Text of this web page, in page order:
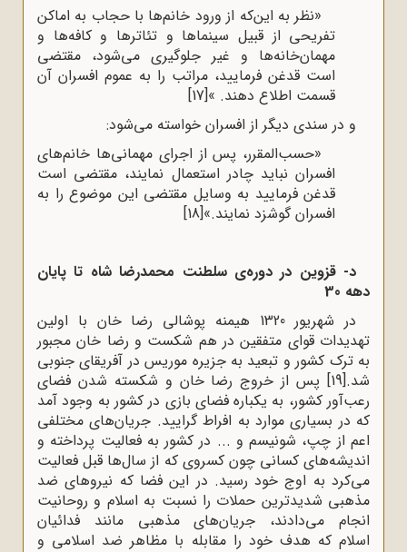
«نظر به این‌که از ورود خانم‌ها با حجاب به اماکن
تفریحی از قبیل سینماها و تئاترها و کافه‌ها و
مهمان‌خانه‌ها و غیر جلوگیری می‌شود، مقتضی
است قدغن فرمایید، مراتب را به عموم افسران آن
قسمت اطلاع دهند. »[17]
و در سندی دیگر از افسران خواسته می‌شود:
«حسب‌المقرر، پس از اجرای مهمانی‌ها خانم‌های
افسران نباید چادر استعمال نمایند، مقتضی است
قدغن فرمایید به وسایل مقتضی این موضوع را به
افسران گوشزد نمایند.»[18]
د- قزوین در دوره‌ی سلطنت محمدرضا شاه تا پایان
دهه 30
در شهریور 1320 هیمنه پوشالی رضا خان با اولین
تهدیدات قوای متفقین در هم شکست و رضا خان مجبور
به ترک کشور و تبعید به جزیره موریس در آفریقای جنوبی
شد.[19] پس از خروج رضا خان و شکسته شدن فضای
رعب‌آور کشور، به یکباره فضای بازی در کشور به وجود آمد
که در بسیاری موارد به افراط گرایید. جریان‌های مختلفی
اعم از چپ، شونیسم و ... در کشور به فعالیت پرداخته و
اندیشه‌های کسانی چون کسروی که از سال‌ها قبل فعالیت
می‌کرد به اوج خود رسید. در این فضا که نیروهای ضد
مذهبی شدیدترین حملات را نسبت به اسلام و روحانیت
انجام می‌دادند، جریان‌های مذهبی مانند فدائیان
اسلام که هدف خود را مقابله با مظاهر ضد اسلامی و